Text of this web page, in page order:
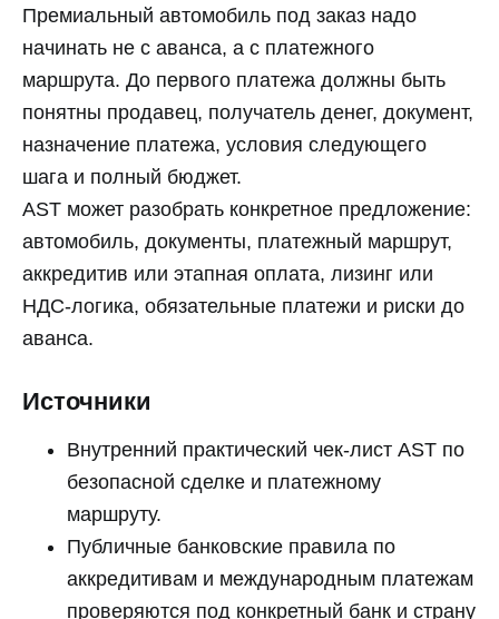
Премиальный автомобиль под заказ надо
начинать не с аванса, а с платежного
маршрута. До первого платежа должны быть
понятны продавец, получатель денег, документ,
назначение платежа, условия следующего
шага и полный бюджет.
AST может разобрать конкретное предложение:
автомобиль, документы, платежный маршрут,
аккредитив или этапная оплата, лизинг или
НДС-логика, обязательные платежи и риски до
аванса.
Источники
Внутренний практический чек-лист AST по
безопасной сделке и платежному
маршруту.
Публичные банковские правила по
аккредитивам и международным платежам
проверяются под конкретный банк и страну